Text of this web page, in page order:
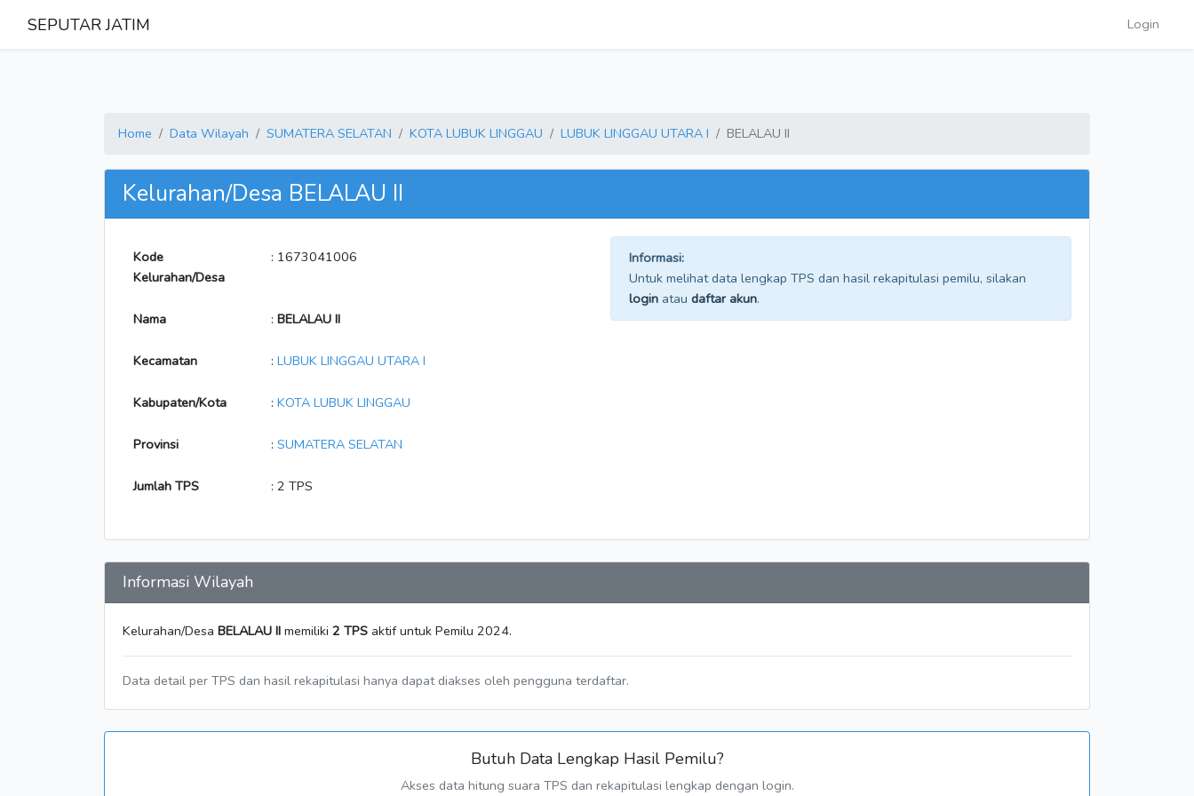
SEPUTAR JATIM Login
Home Data Wilayah SUMATERA SELATAN KOTA LUBUK LINGGAU LUBUK LINGGAU UTARA I BELALAU II
Kelurahan/Desa BELALAU II
Kode
Kelurahan/Desa
: 1673041006
Nama : BELALAU II
Kecamatan : LUBUK LINGGAU UTARA I
Kabupaten/Kota : KOTA LUBUK LINGGAU
Provinsi : SUMATERA SELATAN
Jumlah TPS : 2 TPS
Informasi:
Untuk melihat data lengkap TPS dan hasil rekapitulasi pemilu, silakan
login atau daftar akun.
Informasi Wilayah
Kelurahan/Desa BELALAU II memiliki 2 TPS aktif untuk Pemilu 2024.
Data detail per TPS dan hasil rekapitulasi hanya dapat diakses oleh pengguna terdaftar.
Butuh Data Lengkap Hasil Pemilu?
Akses data hitung suara TPS dan rekapitulasi lengkap dengan login.